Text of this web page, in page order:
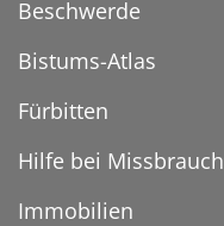
Beschwerde
Bistums-Atlas
Fürbitten
Hilfe bei Missbrauch
Immobilien